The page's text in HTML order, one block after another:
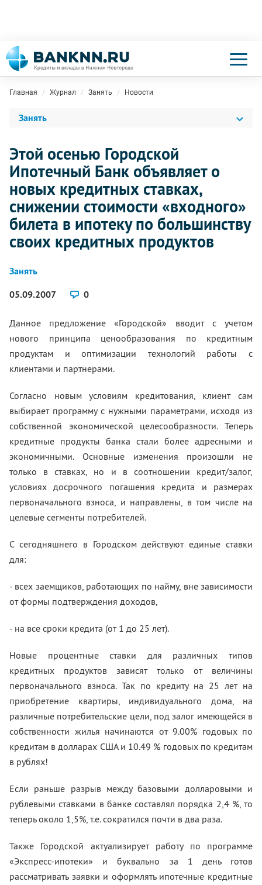
Главная Журнал Занять Новости
Занять
Этой осенью Городской
Ипотечный Банк объявляет о
новых кредитных ставках,
снижении стоимости «входного»
билета в ипотеку по большинству
своих кредитных продуктов
Занять
05.09.2007
0
Данное предложение «Городской» вводит с учетом
нового принципа ценообразования по кредитным
продуктам и оптимизации технологий работы с
клиентами и партнерами.
Согласно новым условиям кредитования, клиент сам
выбирает программу с нужными параметрами, исходя из
собственной экономической целесообразности. Теперь
кредитные продукты банка стали более адресными и
экономичными. Основные изменения произошли не
только в ставках, но и в соотношении кредит/залог,
условиях досрочного погашения кредита и размерах
первоначального взноса, и направлены, в том числе на
целевые сегменты потребителей.
С сегодняшнего в Городском действуют единые ставки
для:
- всех заемщиков, работающих по найму, вне зависимости
от формы подтверждения доходов,
- на все сроки кредита (от 1 до 25 лет).
Новые процентные ставки для различных типов
кредитных продуктов зависят только от величины
первоначального взноса. Так по кредиту на 25 лет на
приобретение квартиры, индивидуального дома, на
различные потребительские цели, под залог имеющейся в
собственности жилья начинаются от 9.00% годовых по
кредитам в долларах США и 10.49 % годовых по кредитам
в рублях!
Если раньше разрыв между базовыми долларовыми и
рублевыми ставками в банке составлял порядка 2,4 %, то
теперь около 1,5%, т.е. сократился почти в два раза.
Также Городской актуализирует работу по программе
«Экспресс-ипотеки» и буквально за 1 день готов
рассматривать заявки и оформлять ипотечные кредитные